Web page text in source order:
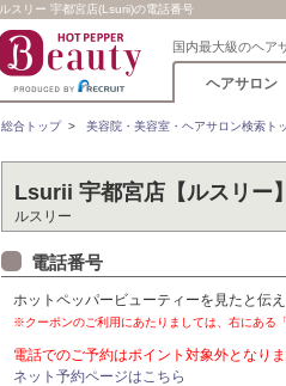
ルスリー 宇都宮店(Lsurii)の電話番号
国内最大級のヘア
ヘアサロン
総合トップ> 美容院・美容室・ヘアサロン検索ト
Lsurii 宇都宮店【ルスリー】
ルスリー
電話番号
ホットペッパービューティーを見たと伝え
※クーポンのご利用にあたりましては、右にある
電話でのご予約はポイント対象外となり
ネット予約ページはこちら